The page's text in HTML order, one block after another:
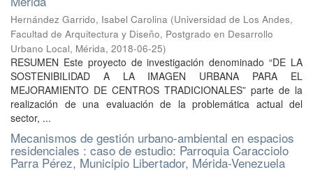
Hernández Garrido, Isabel Carolina (Universidad de Los Andes,
Facultad de Arquitectura y Diseño, Postgrado en Desarrollo
Urbano Local, Mérida, 2018-06-25)
RESUMEN Este proyecto de investigación denominado “DE LA
SOSTENIBILIDAD A LA IMAGEN URBANA PARA EL
MEJORAMIENTO DE CENTROS TRADICIONALES” parte de la
realización de una evaluación de la problemática actual del
sector, ...
Mecanismos de gestión urbano-ambiental en espacios
residenciales : caso de estudio: Parroquia Caracciolo
Parra Pérez, Municipio Libertador, Mérida-Venezuela